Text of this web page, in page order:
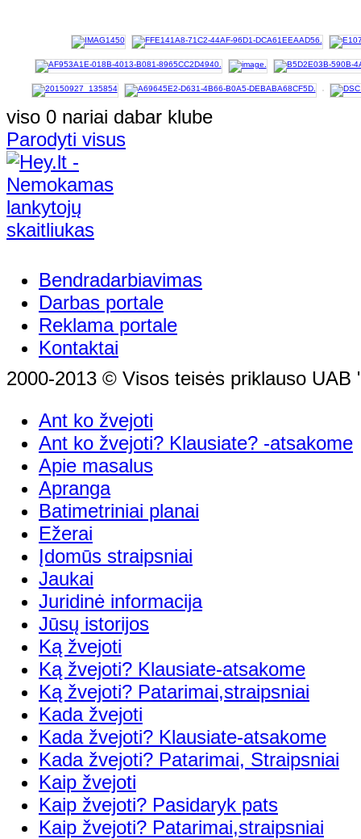
viso 0 nariai dabar klube
Parodyti visus
Bendradarbiavimas
Darbas portale
Reklama portale
Kontaktai
2000-2013 © Visos teisės priklauso UAB
Ant ko žvejoti
Ant ko žvejoti? Klausiate? -atsakome
Apie masalus
Apranga
Batimetriniai planai
Ežerai
Įdomūs straipsniai
Jaukai
Juridinė informacija
Jūsų istorijos
Ką žvejoti
Ką žvejoti? Klausiate-atsakome
Ką žvejoti? Patarimai,straipsniai
Kada žvejoti
Kada žvejoti? Klausiate-atsakome
Kada žvejoti? Patarimai, Straipsniai
Kaip žvejoti
Kaip žvejoti? Pasidaryk pats
Kaip žvejoti? Patarimai,straipsniai